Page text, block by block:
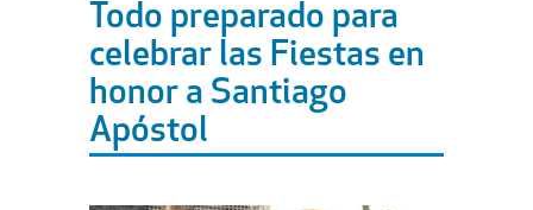
Todo preparado para
celebrar las Fiestas en
honor a Santiago
Apóstol